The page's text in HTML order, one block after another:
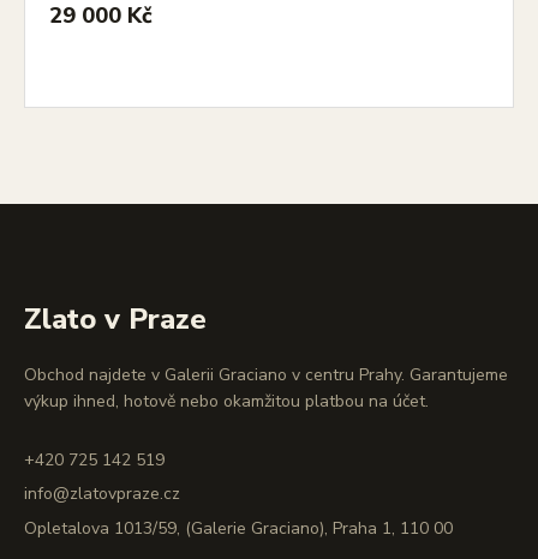
29 000 Kč
Zlato v Praze
Obchod najdete v Galerii Graciano v centru Prahy. Garantujeme
výkup ihned, hotově nebo okamžitou platbou na účet.
+420 725 142 519
info@zlatovpraze.cz
Opletalova 1013/59, (Galerie Graciano), Praha 1, 110 00